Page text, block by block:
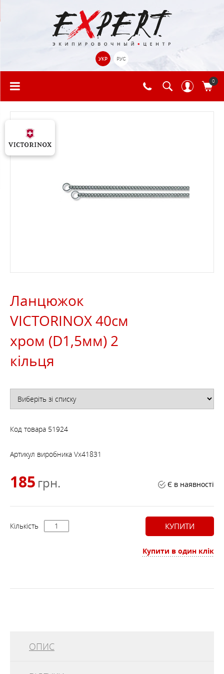
УКР РУС
0
Ланцюжок
VICTORINOX 40см
хром (D1,5мм) 2
кільця
Код товара 51924
Артикул виробника Vx41831
185 грн. Є в наявності
Кількість КУПИТИ
Купити в один клік
ОПИС